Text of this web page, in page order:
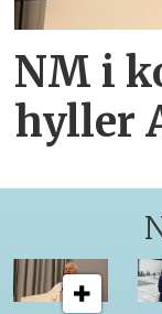
NM i
hyller